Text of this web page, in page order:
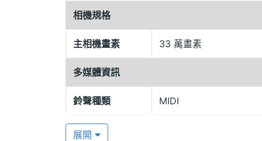
輕盈機身、特殊設計 貼近你的心
時尚外觀加上輕薄機身僅僅 69 g 的重量
型搜尋、多樣色彩字型輸入的電話薄創意
內建 5 組動畫桌布、 30 首 40 和絃鈴聲
相機規格
主相機畫素 33 萬畫素
多媒體資訊
鈴聲種類 MIDI
展開